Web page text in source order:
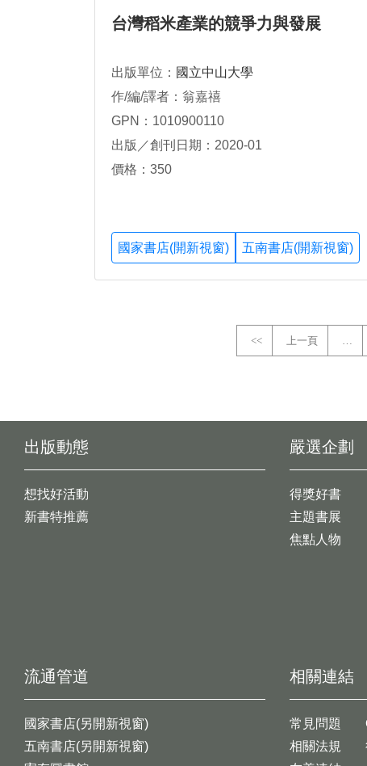
台灣稻米產業的競爭力與發展
出版單位： 國立中山大學
作/編/譯者：翁嘉禧
GPN：1010900110
出版／創刊日期：2020-01
價格：350
國家書店(開新視窗) 五南書店(開新視窗)
<< 上一頁
出版動態
想找好活動
新書特推薦
嚴選企劃
得獎好書
主題書展
焦點人物
流通管道
國家書店(另開新視窗)
五南書店(另開新視窗)
相關連結
常見問題
相關法規